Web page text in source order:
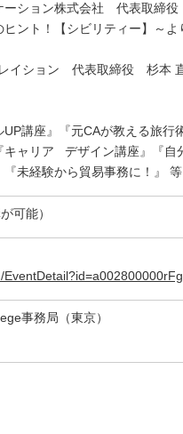
ョン株式会社 代表取締役
ント！【シビリティー】～よ
イション 代表取締役 杉本
UP講座』『元CAが教える旅
ャリア デザイン講座』『
未経験から貿易事務に！』 等
可能）
み
事務局（東京）